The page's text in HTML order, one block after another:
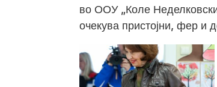
во ООУ „Коле
очекува пристојни, фер и